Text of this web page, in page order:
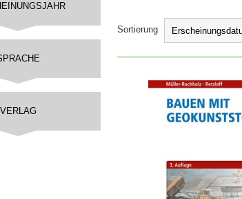
Sortierung
IN DEN
VERLAG